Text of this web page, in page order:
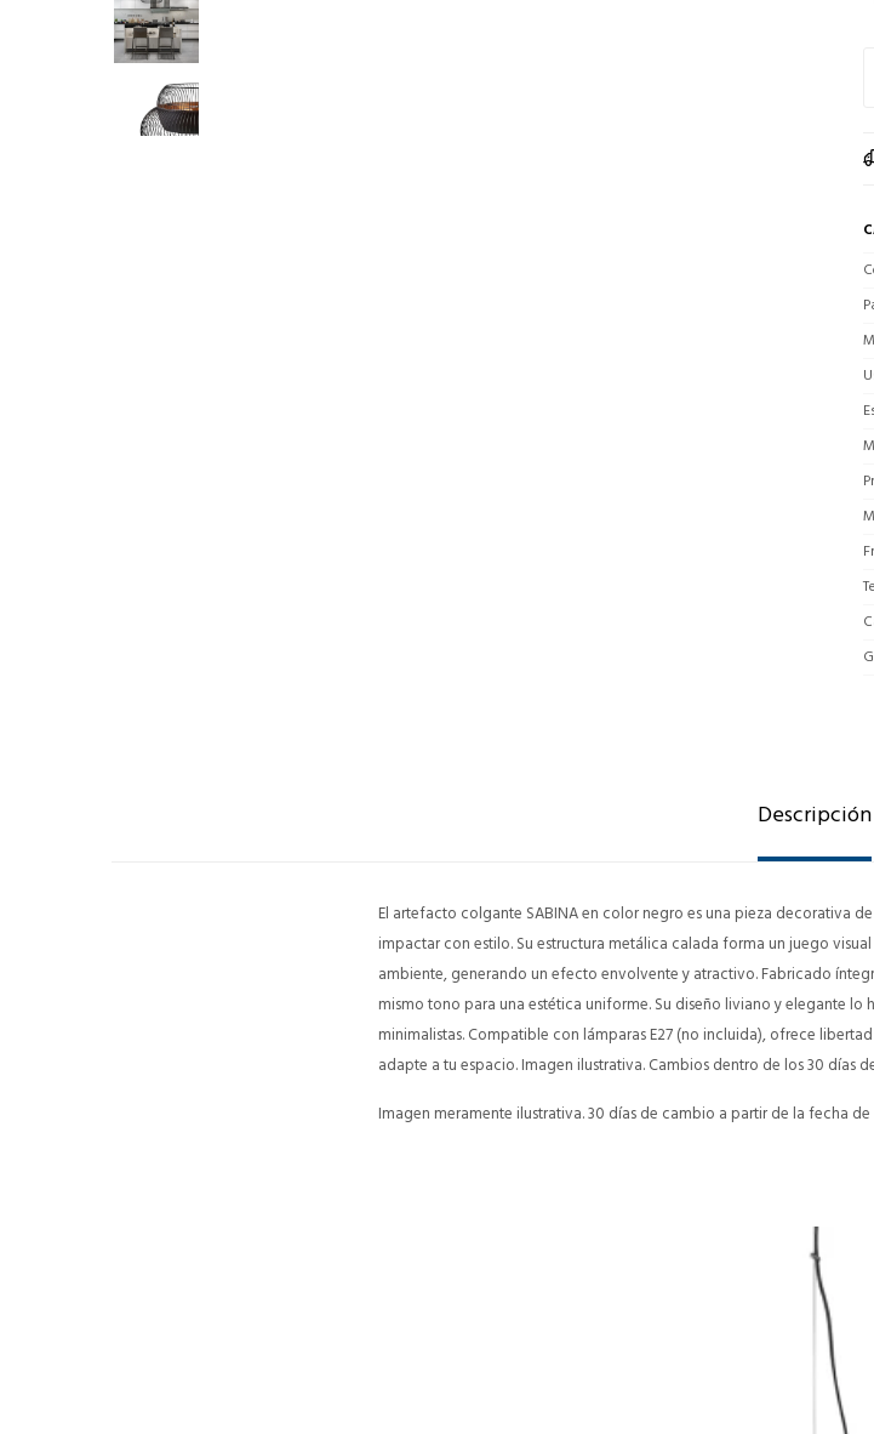
Descripción
El artefacto colgante SABINA en color negro es una pieza decorativa
impactar con estilo. Su estructura metálica calada forma un juego
ambiente, generando un efecto envolvente y atractivo. Fabricado
mismo tono para una estética uniforme. Su diseño liviano y elegante
minimalistas. Compatible con lámparas E27 (no incluida), ofrece
adapte a tu espacio. Imagen ilustrativa. Cambios dentro de los 30 días
Imagen meramente ilustrativa. 30 días de cambio a partir de la fecha